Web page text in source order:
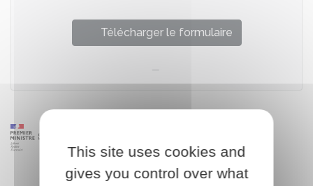
Télécharger le formulaire
This site uses cookies and
gives you control over what